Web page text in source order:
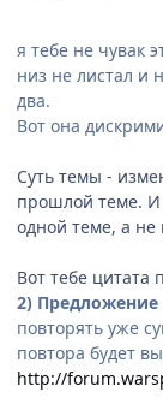
я тебе не чувак
низ не листал и
два.
Вот она
Суть темы -
прошлой теме.
одной теме, а не
Вот тебе цитата
2)
повторять уже
повтора будет
http://